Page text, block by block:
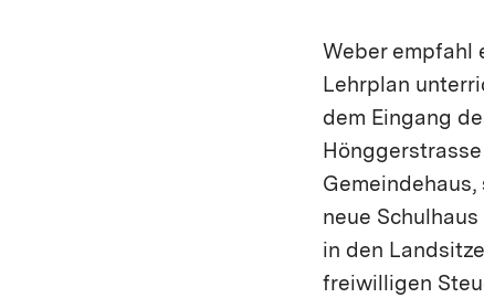
Weber empfahl
Lehrplan
dem Eingang
neue
in den
freiwilligen